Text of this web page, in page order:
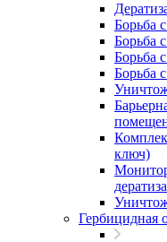
Борьба
Борьба
Борьба
Борьба
ключ)
Гербицидная